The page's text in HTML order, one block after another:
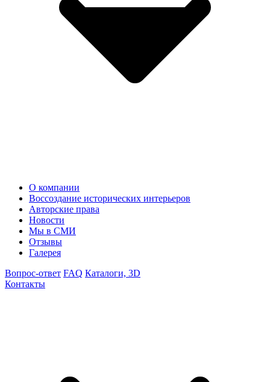
О компании
Воссоздание исторических интерьеров
Авторские права
Новости
Мы в СМИ
Отзывы
Галерея
Вопрос-ответ FAQ Каталоги, 3D
Контакты